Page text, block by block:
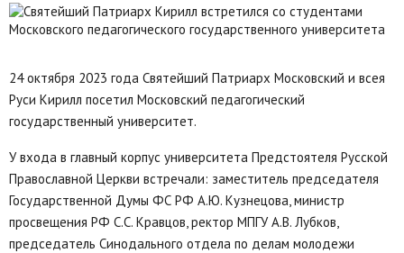
24 октября 2023 года Святейший Патриарх Московский и всея
Руси Кирилл посетил Московский педагогический
государственный университет.
У входа в главный корпус университета Предстоятеля Русской
Православной Церкви встречали: заместитель председателя
Государственной Думы ФС РФ А.Ю. Кузнецова, министр
просвещения РФ С.С. Кравцов, ректор МПГУ А.В. Лубков,
председатель Синодального отдела по делам молодежи